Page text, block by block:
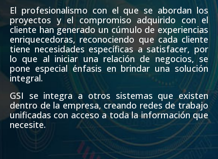
El profesionalismo con el que se abordan los
proyectos y el compromiso adquirido con el
cliente han generado un cúmulo de experiencias
enriquecedoras, reconociendo que cada cliente
tiene necesidades específicas a satisfacer, por
lo que al iniciar una relación de negocios, se
pone especial énfasis en brindar una solución
integral.
GSI se integra a otros sistemas que existen
dentro de la empresa, creando redes de trabajo
unificadas con acceso a toda la información que
necesite.